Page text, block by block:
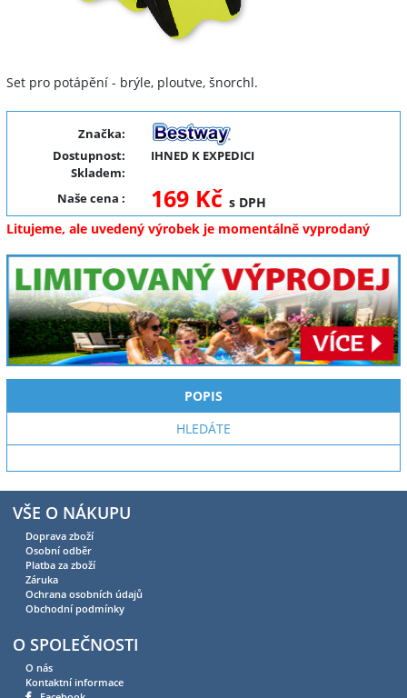
Set pro potápění - brýle, ploutve, šnorchl.
Značka:
Dostupnost:
IHNED K EXPEDICI
Skladem:
Naše cena : 169 Kč s DPH
Litujeme, ale uvedený výrobek je momentálně vyprodaný
POPIS
HLEDÁTE
VŠE O NÁKUPU
Doprava zboží
Osobní odběr
Platba za zboží
Záruka
Ochrana osobních údajů
Obchodní podmínky
O SPOLEČNOSTI
O nás
Kontaktní informace